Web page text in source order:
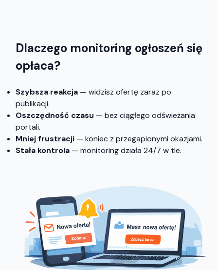
Dlaczego monitoring ogłoszeń się
opłaca?
Szybsza reakcja — widzisz ofertę zaraz po
publikacji.
Oszczędność czasu — bez ciągłego odświeżania
portali.
Mniej frustracji — koniec z przegapionymi okazjami.
Stała kontrola — monitoring działa 24/7 w tle.